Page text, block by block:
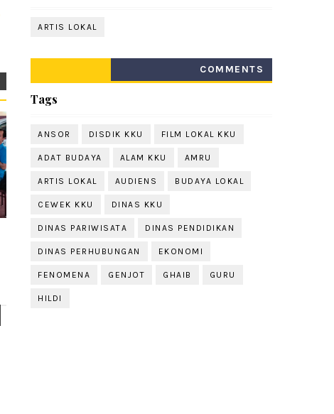
ARTIS LOKAL
COMMENTS
Tags
ANSOR DISDIK KKU FILM LOKAL KKU
ADAT BUDAYA ALAM KKU AMRU
ARTIS LOKAL AUDIENS BUDAYA LOKAL
CEWEK KKU DINAS KKU
DINAS PARIWISATA DINAS PENDIDIKAN
DINAS PERHUBUNGAN EKONOMI
FENOMENA GENJOT GHAIB GURU
HILDI